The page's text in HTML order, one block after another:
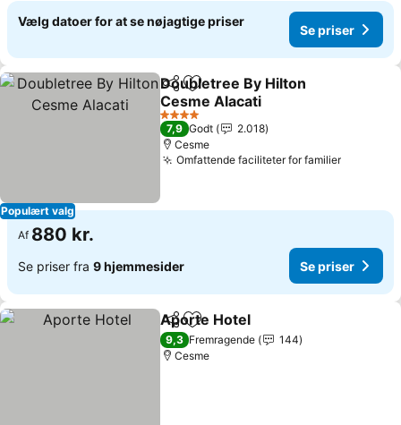
Vælg datoer for at se nøjagtige priser
Se priser
Populært valg
Del Føj til favoritter
Doubletree By Hilton
Cesme Alacati
Se priser
4 Stjerner
7,9 Godt
2.018
Cesme
Omfattende faciliteter for familierSe priser
Af 880 kr.
Se priser fra 9 hjemmesider Se priser
Del Føj til favoritter
Aporte Hotel
9,3 Fremragende
144
Cesme